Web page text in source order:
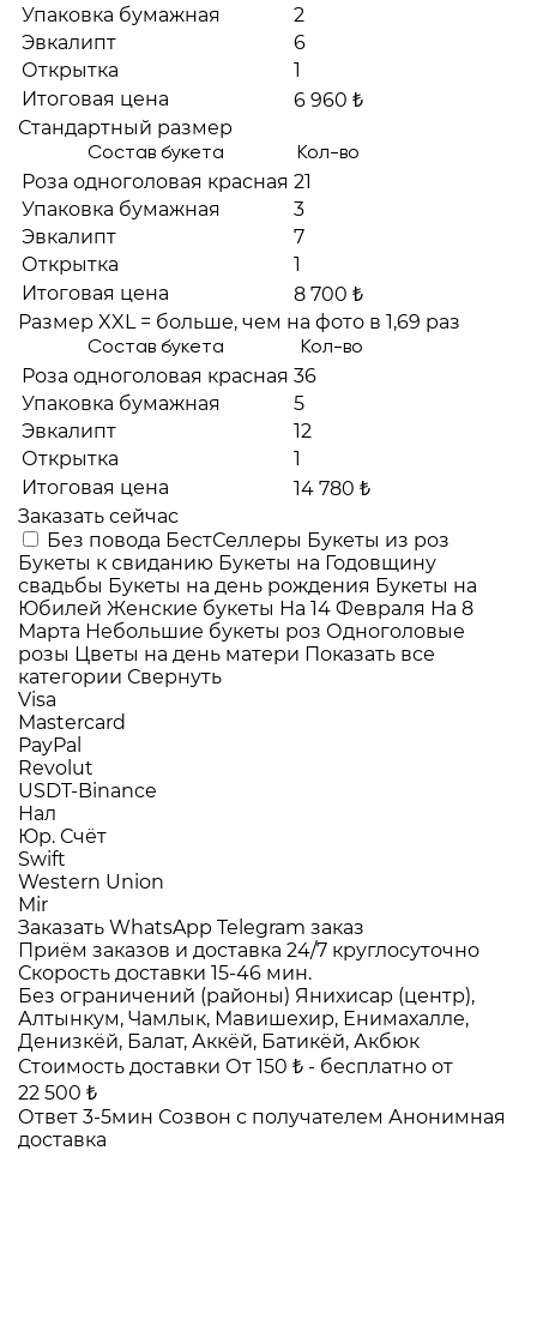
Упаковка бумажная
2
Эвкалипт
6
Открытка
1
Итоговая цена
6 960 ₺
Стандартный размер
Состав букета Кол-во
Роза одноголовая красная 21
Упаковка бумажная
3
Эвкалипт
7
Открытка
1
Итоговая цена
8 700 ₺
Размер XXL = больше, чем на фото в 1,69 раз
Состав букета Кол-во
Роза одноголовая красная 36
Упаковка бумажная
5
Эвкалипт
12
Открытка
1
Итоговая цена
14 780 ₺
Заказать сейчас
Без повода БестСеллеры Букеты из роз
Букеты к свиданию Букеты на Годовщину
свадьбы Букеты на день рождения Букеты на
Юбилей Женские букеты На 14 Февраля На 8
Марта Небольшие букеты роз Одноголовые
розы Цветы на день матери Показать все
категории Свернуть
Visa
Mastercard
PayPal
Revolut
USDT-Binance
Нал
Юр. Счёт
Swift
Western Union
Mir
Заказать WhatsApp Telegram заказ
Приём заказов и доставка 24/7 круглосуточно
Скорость доставки 15-46 мин.
Без ограничений (районы) Янихисар (центр),
Алтынкум, Чамлык, Мавишехир, Енимахалле,
Денизкёй, Балат, Аккёй, Батикёй, Акбюк
Стоимость доставки От 150 ₺ - бесплатно от
22 500 ₺
Ответ 3-5мин Созвон с получателем Анонимная
доставка